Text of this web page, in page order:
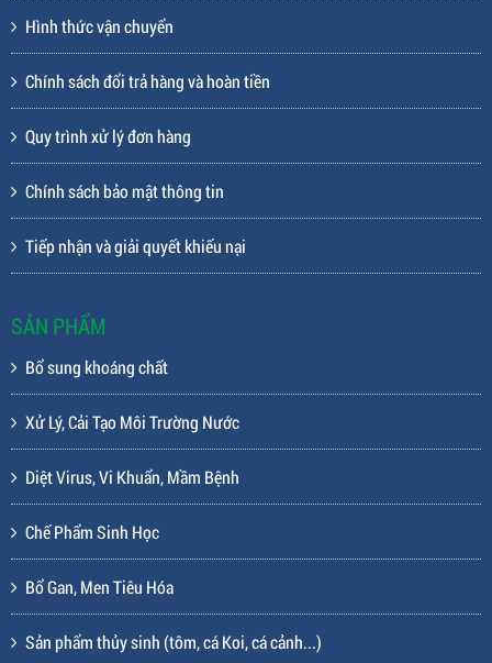
Hình thức vận chuyển
Chính sách đổi trả hàng và hoàn tiền
Quy trình xử lý đơn hàng
Chính sách bảo mật thông tin
Tiếp nhận và giải quyết khiếu nại
SẢN PHẨM
Bổ sung khoáng chất
Xử Lý, Cải Tạo Môi Trường Nước
Diệt Virus, Vi Khuẩn, Mầm Bệnh
Chế Phẩm Sinh Học
Bổ Gan, Men Tiêu Hóa
Sản phẩm thủy sinh (tôm, cá Koi, cá cảnh...)